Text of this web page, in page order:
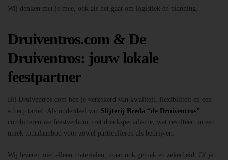
Wij denken met je mee, ook als het gaat om logistiek en planning.
Druiventros.com & De
Druiventros: jouw lokale
feestpartner
Bij Druiventros.com ben je verzekerd van kwaliteit, flexibiliteit en een
scherp tarief. Als onderdeel van Slijterij Breda “de Druiventros”
combineren we feestverhuur met drankspecialisme, wat resulteert in een
uniek totaalaanbod voor zowel particulieren als bedrijven.
Wij leveren niet alleen materialen, maar ook gemak en zekerheid. Of je